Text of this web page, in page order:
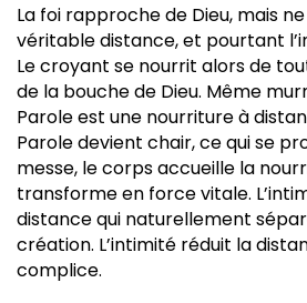
La foi rapproche de Dieu, mais
véritable distance, et pourtant
Le croyant se nourrit alors de
de la bouche de Dieu. Même
Parole est une nourriture à
Parole devient chair, ce qui se
messe, le corps accueille la
transforme en force vitale.
distance qui naturellement
création. L’intimité réduit la
complice.